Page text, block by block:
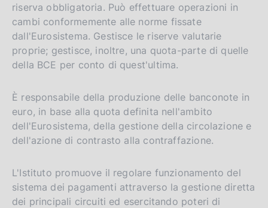
riserva obbligatoria. Può effettuare operazioni in
cambi conformemente alle norme fissate
dall'Eurosistema. Gestisce le riserve valutarie
proprie; gestisce, inoltre, una quota-parte di quelle
della BCE per conto di quest'ultima.
È responsabile della produzione delle banconote in
euro, in base alla quota definita nell'ambito
dell'Eurosistema, della gestione della circolazione e
dell'azione di contrasto alla contraffazione.
L'Istituto promuove il regolare funzionamento del
sistema dei pagamenti attraverso la gestione diretta
dei principali circuiti ed esercitando poteri di